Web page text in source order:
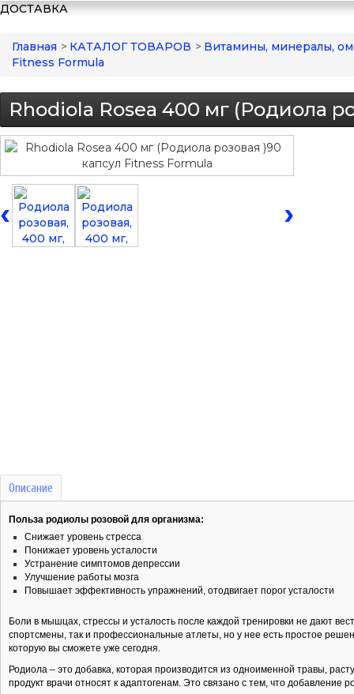
ДОСТАВКА
Главная > КАТАЛОГ ТОВАРОВ > Витамины, минералы,
Fitness Formula
Rhodiola Rosea 400 мг (Родиола
‹ ›
Описание
Польза родиолы розовой для организма:
Снижает уровень стресса
Понижает уровень усталости
Устранение симптомов депрессии
Улучшение работы мозга
Повышает эффективность упражнений, отодвигает порог усталости
Боли в мышцах, стрессы и усталость после каждой тренировки не дают
спортсмены, так и профессиональные атлеты, но у нее есть простое
которую вы сможете уже сегодня.
Родиола – это добавка, которая производится из одноименной травы,
продукт врачи относят к адаптогенам. Это связано с тем, что